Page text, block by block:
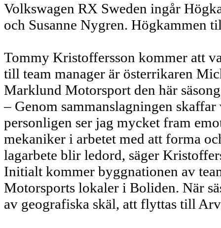
Volkswagen RX Sweden ingår
och Susanne Nygren.
Tommy Kristoffersson kommer att
till team manager är österrikaren
Marklund Motorsport den här
– Genom sammanslagningen
personligen ser jag mycket fram
mekaniker i arbetet med att forma
lagarbete blir ledord, säger
Initialt kommer byggnationen av
Motorsports lokaler i Boliden. När
av geografiska skäl, att flyttas till